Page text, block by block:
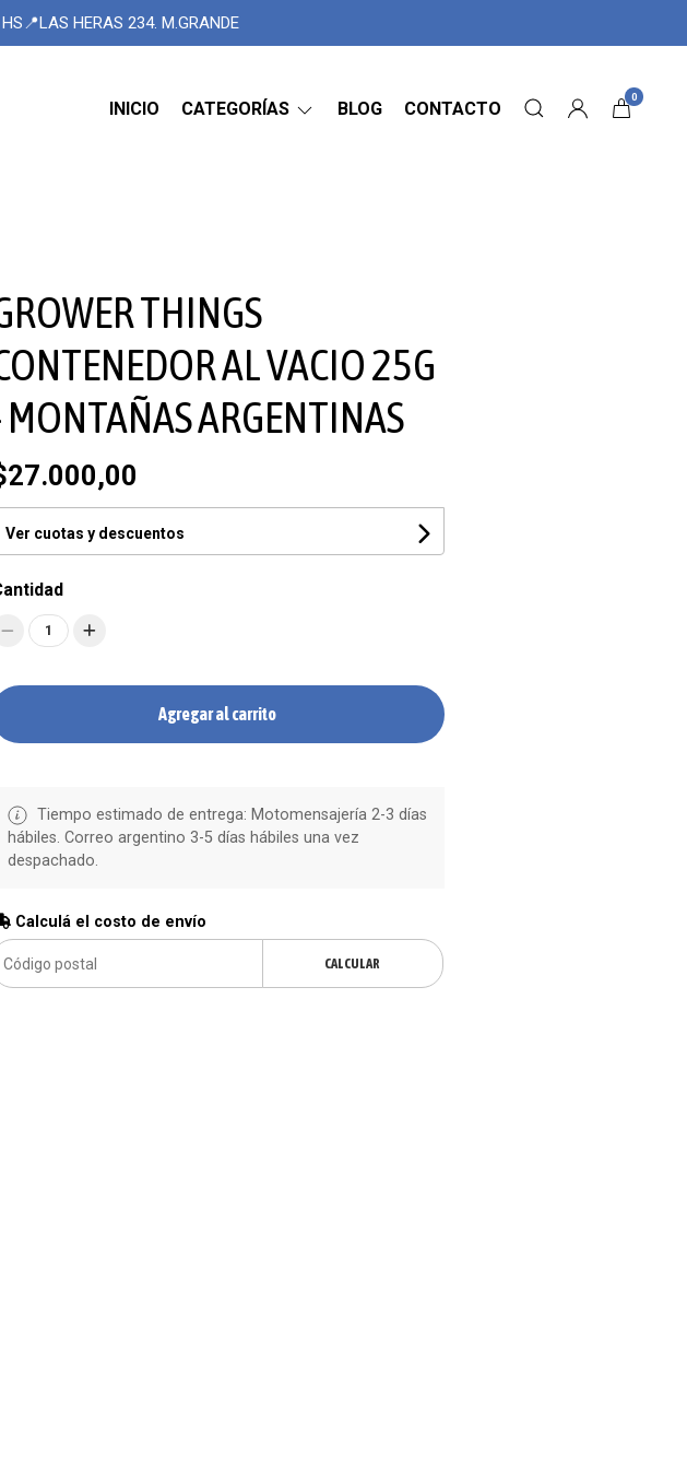
HERAS 234. M.GRANDE
INICIO CATEGORÍAS BLOG CONTACTO
0
THINGS
AL VACIO 25G
MONTAÑAS ARGENTINAS
Ver cuotas y descuentos
1
Agregar al carrito
Tiempo estimado de entrega: Motomensajería 2-3 días
hábiles. Correo argentino 3-5 días hábiles una vez
despachado.
Calculá el costo de envío
CALCULAR